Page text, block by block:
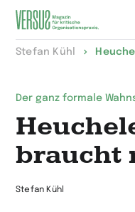
Zur
Stefan Kühl
Der ganz formale
braucht
Stefan Kühl